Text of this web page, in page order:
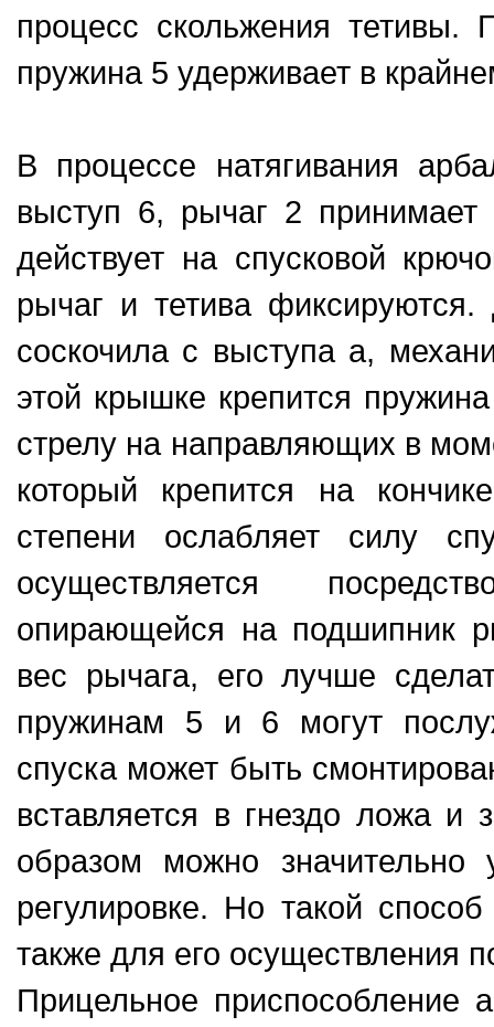
процесс скольжения тетивы.
пружина 5 удерживает в
В процессе натягивания
выступ 6, рычаг 2
действует на спусковой
рычаг и тетива
соскочила с выступа а,
этой крышке крепится
стрелу на направляющих в
который крепится на
степени ослабляет силу
осуществляется
опирающейся на подшипник
вес рычага, его лучше
пружинам 5 и 6 могут
спуска может быть
вставляется в гнездо ложа и
образом можно значительно
регулировке. Но такой
также для его осуществления
Прицельное приcпоcобление